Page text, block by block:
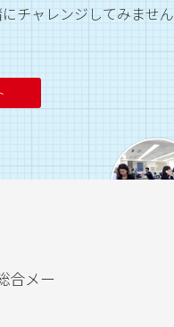
チャレンジしてみません
合メー